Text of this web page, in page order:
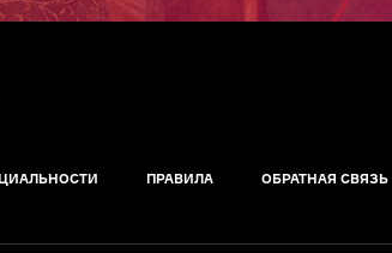
ПРАВИЛА ОБРАТНАЯ СВЯЗЬ